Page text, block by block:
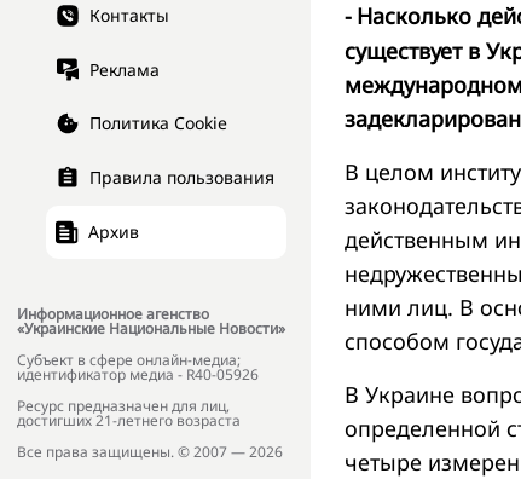
Контакты
Реклама
Политика Cookie
Правила пользования
Архив
Информационное агенство
«Украинские Национальные Новости»
Субъект в сфере онлайн-медиа;
идентификатор медиа - R40-05926
Ресурс предназначен для лиц,
достигших 21-летнего возраста
Все права защищены. © 2007 — 2026
- Насколько
существует в
В целом
действенным
ними лиц. В
способом
В Украине
определенной
четыре